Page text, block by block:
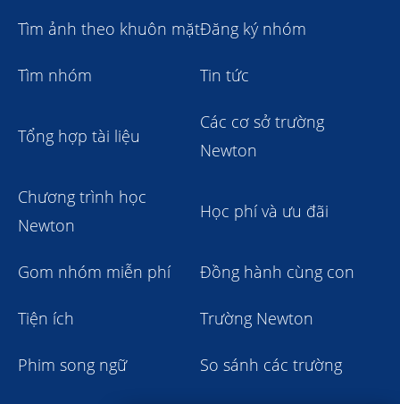
Tìm ảnh theo khuôn mặtĐăng ký nhóm
Tìm nhóm Tin tức
Tổng hợp tài liệu
Các cơ sở trường
Newton
Chương trình học
Newton
Học phí và ưu đãi
Gom nhóm miễn phí Đồng hành cùng con
Tiện ích Trường Newton
Phim song ngữ So sánh các trường